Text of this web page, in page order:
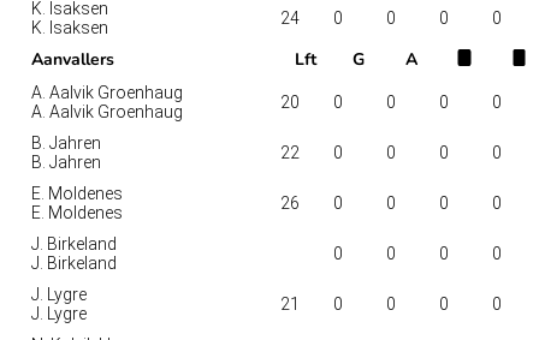
K. Isaksen
K. Isaksen
24 0 0 0 0
Aanvallers Lft G A
A. Aalvik Groenhaug
A. Aalvik Groenhaug
20 0 0 0 0
B. Jahren
B. Jahren
22 0 0 0 0
E. Moldenes
E. Moldenes
26 0 0 0 0
J. Birkeland
J. Birkeland
0 0 0 0
J. Lygre
J. Lygre
21 0 0 0 0